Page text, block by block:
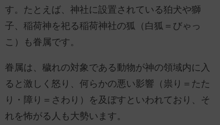
す。たとえば、神社に設置されている狛犬や獅
子、稲荷神を祀る稲荷神社の狐（白狐＝びゃっ
こ）も眷属です。
眷属は、穢れの対象である動物が神の領域内に入
ると激しく怒り、何らかの悪い影響（祟り＝たた
り・障り＝さわり）を及ぼすといわれており、そ
れを怖がる人も大勢います。